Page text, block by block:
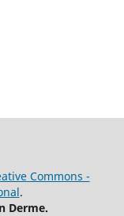
Commons -
.
Derme.